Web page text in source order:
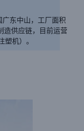
东中山，工厂面积
造供应链，目前运营
机）。